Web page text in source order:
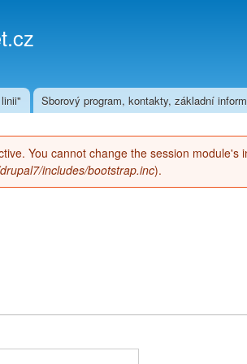
Sborový program, kontakty, základní
You cannot change the session module's
includes/bootstrap.inc).